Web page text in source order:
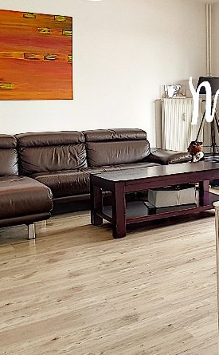
euros (chauffage, eau froide,
communs et espaces verts)
de la copropriété
cours)
Charge Vendeur 2%
06 26 81 44 68
877976407
Franklin, 69002 LYON.
vendeur